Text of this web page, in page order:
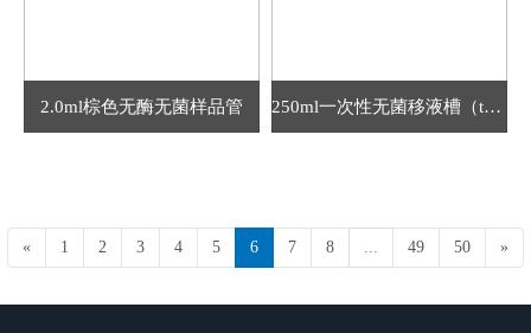
2.0ml棕色无酶无菌样品管 250ml一次性无菌移液槽（tecan自动化工作站专用）
« 1 2 3 4 5 6 7 8 ... 49 50 »